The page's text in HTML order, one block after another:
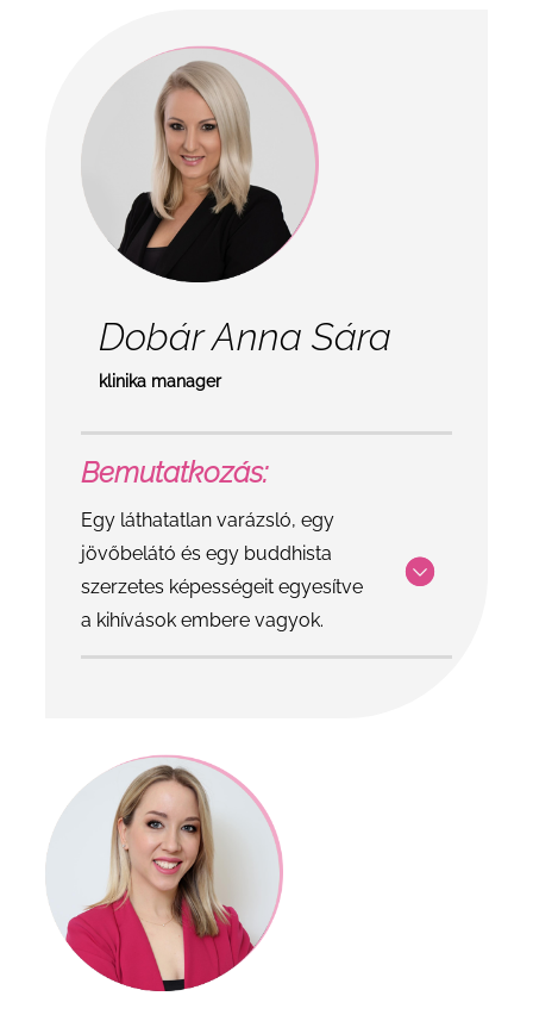
Dobár Anna Sára
klinika manager
Bemutatkozás:
Egy láthatatlan varázsló, egy
jövőbelátó és egy buddhista
szerzetes képességeit egyesítve
a kihívások embere vagyok.